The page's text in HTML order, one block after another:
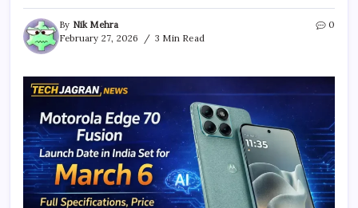
By Nik Mehra
February 27, 2026
3 Min Read
0